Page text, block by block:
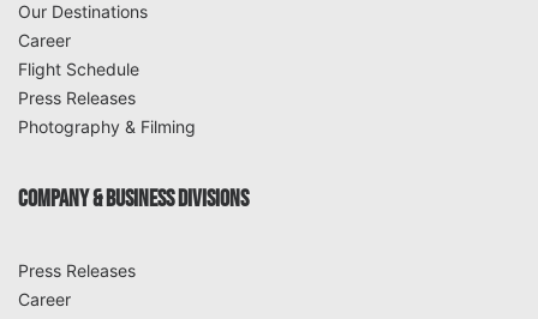
Our Destinations
Career
Flight Schedule
Press Releases
Photography & Filming
COMPANY & BUSINESS DIVISIONS
Press Releases
Career